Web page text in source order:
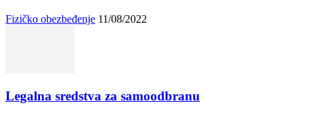
Fizičko obezbeđenje 11/08/2022
Legalna sredstva za samoodbranu